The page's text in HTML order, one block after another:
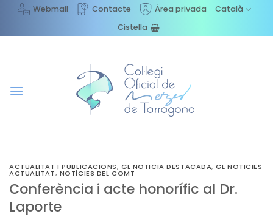
content
Webmail Contacte Àrea privada
Català
Cistella
ACTUALITAT I PUBLICACIONS,GL NOTICIA DESTACADA,GL NOTICIES
ACTUALITAT, NOTÍCIES DEL COMT
Conferència i acte honorífic al Dr.
Laporte